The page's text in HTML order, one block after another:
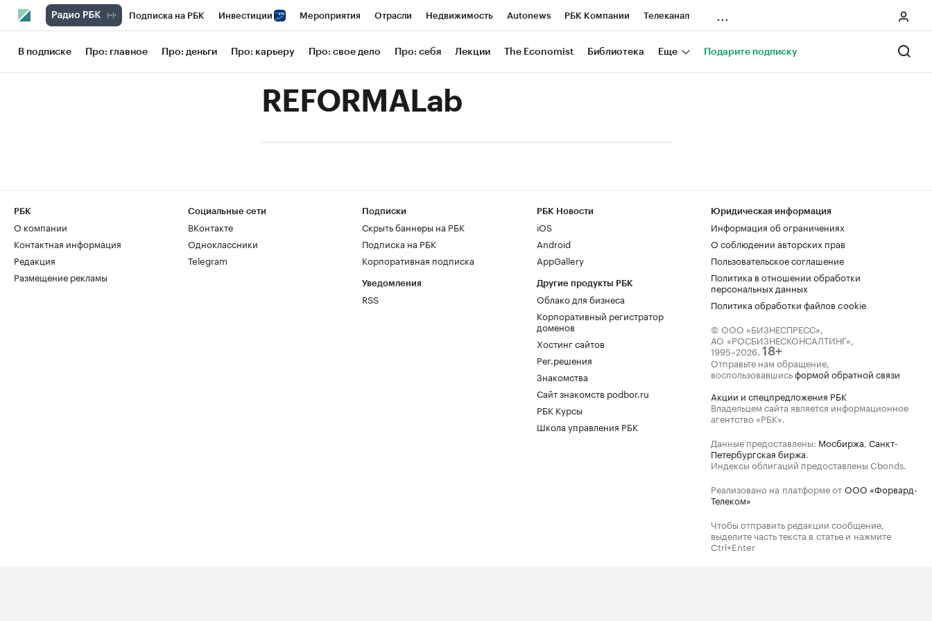
Подписка на РБК Инвестиции Мероприятия Отрасли Недвижимость Autonews РБК Компании Телеканал
РБК Вино Школа управления РБК РБК Образование РБК Курсы РБК Life Тренды Визионеры
Франшизы Газета Спецпроекты СПб Конференции СПб
Политика Экономика Бизнес Технологии и медиа Финансы Рынок наличной валюты
В подписке Про: главное Про: деньги Про: карьеру Про: свое дело Про: себя Лекции The Economist Библиотека Еще Подарите подписку
REFORMALab
РБК
О компании
Контактная информация
Редакция
Размещение рекламы
Социальные сети
ВКонтакте
Одноклассники
Telegram
Подписки
Скрыть баннеры на РБК
Подписка на РБК
Корпоративная подписка
Уведомления
RSS
РБК Новости
iOS
Android
AppGallery
Другие продукты РБК
Облако для бизнеса
Корпоративный регистратор
доменов
Хостинг сайтов
Рег.решения
Знакомства
Сайт знакомств podbor.ru
РБК Курсы
Школа управления РБК
Юридическая информация
Информация об ограничениях
О соблюдении авторских прав
Пользовательское соглашение
Политика в отношении обработки
персональных данных
Политика обработки файлов cookie
© ООО «БИЗНЕСПРЕСС»,
АО «РОСБИЗНЕСКОНСАЛТИНГ»,
1995–2026. 18+
Отправьте нам обращение,
воспользовавшисьформой обратной связи
Акции и спецпредложения РБК
Владельцем сайта является информационное
агентство «РБК».
Данные предоставлены: Мосбиржа, Санкт-
Петербургская биржа.
Индексы облигаций предоставлены Cbonds.
Реализовано на платформе от ООО «Форвард-
Телеком»
Чтобы отправить редакции сообщение,
выделите часть текста в статье и нажмите
Ctrl+Enter